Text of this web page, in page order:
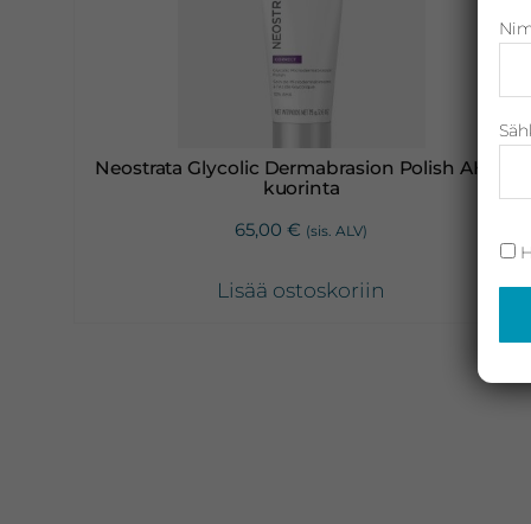
ByNeostrata Glycolic Dermabrasion Polish AHA-
kuorinta
65,00€ (sis. ALV)
Lisää ostoskoriin